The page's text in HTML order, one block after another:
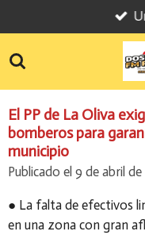
al
contenido
El PP de La Oliva
bomberos para
municipio
Publicado el 9 de abril de
● La falta de efectivos
en una zona con gran